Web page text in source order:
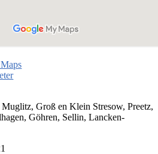
Groß en Klein Stresow, Preetz,
Göhren, Sellin, Lancken-